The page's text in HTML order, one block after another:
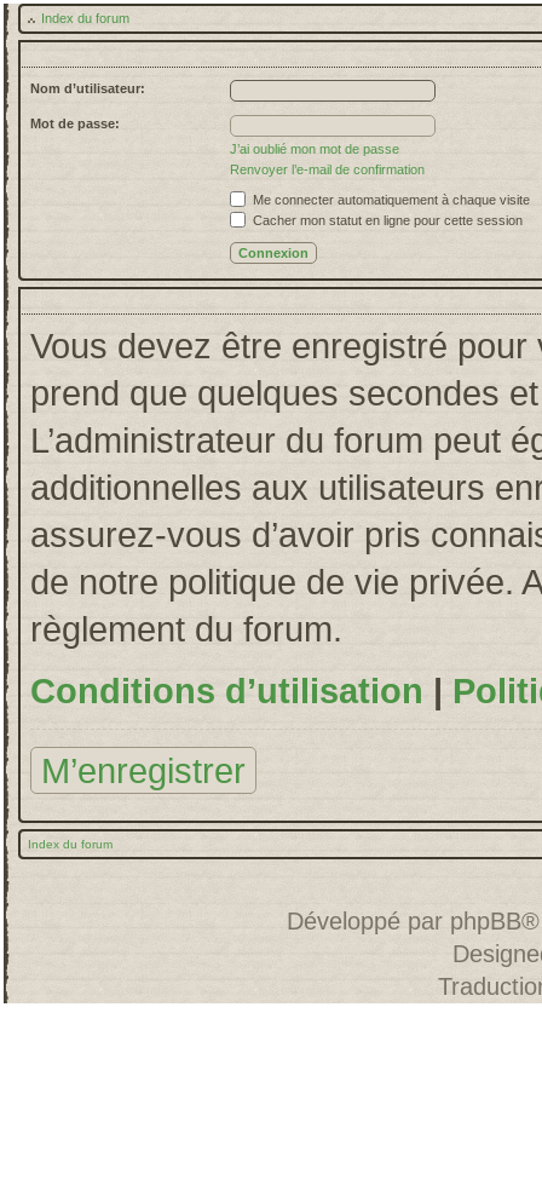
Index du forum
Nom d’utilisateur:
Mot de passe:
J’ai oublié mon mot de passe
Renvoyer l’e-mail de confirmation
Me connecter automatiquement à chaque visite
Cacher mon statut en ligne pour cette session
Vous devez être enregistré pour
prend que quelques secondes
L’administrateur du forum peut
additionnelles aux utilisateurs
assurez-vous d’avoir pris
de notre politique de vie privée.
règlement du forum.
Conditions d’utilisation |
M’enregistrer
Index du forum
Développé par phpBB®